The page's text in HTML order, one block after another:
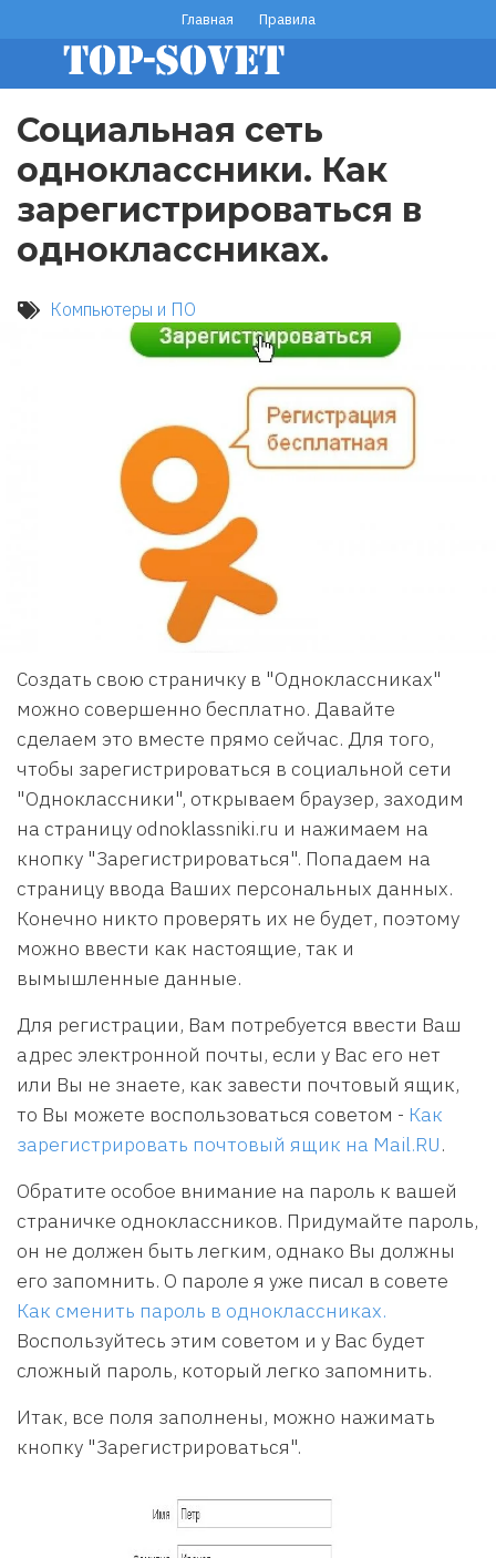
основному
содержанию
footer
menu
Главная Правила
Социальная сеть
одноклассники. Как
зарегистрироваться в
одноклассниках.
Компьютеры и ПО
Создать свою страничку в "Одноклассниках"
можно совершенно бесплатно. Давайте
сделаем это вместе прямо сейчас. Для того,
чтобы зарегистрироваться в социальной сети
"Одноклассники", открываем браузер, заходим
на страницу odnoklassniki.ru и нажимаем на
кнопку "Зарегистрироваться". Попадаем на
страницу ввода Ваших персональных данных.
Конечно никто проверять их не будет, поэтому
можно ввести как настоящие, так и
вымышленные данные.
Для регистрации, Вам потребуется ввести Ваш
адрес электронной почты, если у Вас его нет
или Вы не знаете, как завести почтовый ящик,
то Вы можете воспользоваться советом - Как
зарегистрировать почтовый ящик на Mail.RU.
Обратите особое внимание на пароль к вашей
страничке одноклассников. Придумайте пароль,
он не должен быть легким, однако Вы должны
его запомнить. О пароле я уже писал в совете
Как сменить пароль в одноклассниках.
Воспользуйтесь этим советом и у Вас будет
сложный пароль, который легко запомнить.
Итак, все поля заполнены, можно нажимать
кнопку "Зарегистрироваться".